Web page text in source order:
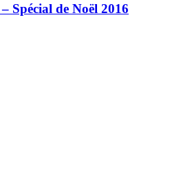
Spécial de Noël 2016